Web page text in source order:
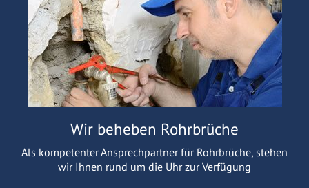
Wir beheben Rohrbrüche
Als kompetenter Ansprechpartner für Rohrbrüche, stehen
wir Ihnen rund um die Uhr zur Verfügung